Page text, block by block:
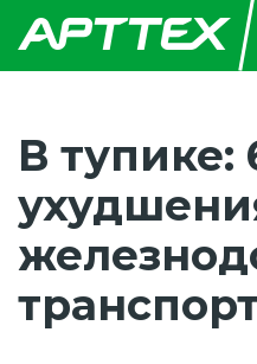
В тупике: